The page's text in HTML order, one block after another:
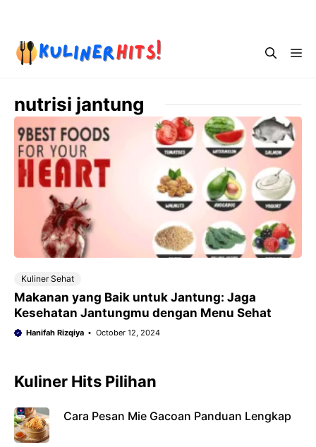
content
nutrisi jantung
Kuliner Sehat
Makanan yang Baik untuk Jantung: Jaga
Kesehatan Jantungmu dengan Menu Sehat
Hanifah Rizqiya October 12, 2024
Kuliner Hits Pilihan
Cara Pesan Mie Gacoan Panduan Lengkap